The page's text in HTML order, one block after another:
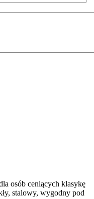
osób ceniących klasykę
stalowy, wygodny pod